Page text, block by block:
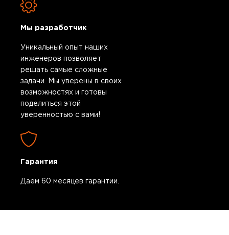
Мы разработчик
Уникальный опыт наших
инженеров позволяет
решать самые сложные
задачи. Мы уверены в своих
возможностях и готовы
поделиться этой
уверенностью с вами!
Гарантия
Даем 60 месяцев гарантии.